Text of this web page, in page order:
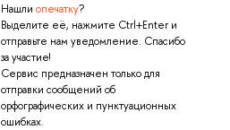
Нашли опечатку?
Выделите её, нажмите Ctrl+Enter и
отправьте нам уведомление. Спасибо
за участие!
Сервис предназначен только для
отправки сообщений об
орфографических и пунктуационных
ошибках.